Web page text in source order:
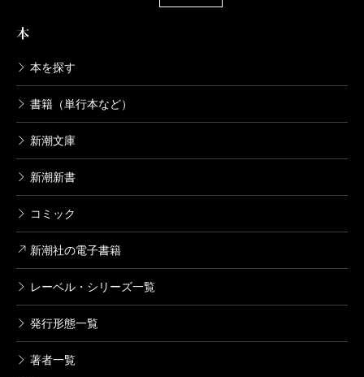
本
本を探す
書籍（単行本など）
新潮文庫
新潮新書
コミック
新潮社の電子書籍
レーベル・シリーズ一覧
発行形態一覧
著者一覧